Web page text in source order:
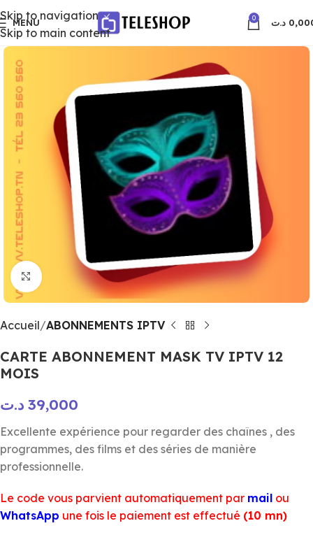
Skip to navigation
Skip to main content
MENU 0 د.ت
Click to enlarge
Accueil ABONNEMENTS IPTV
CARTE ABONNEMENT MASK TV IPTV 12
MOIS
39,000 د.ت
Excellente expérience pour regarder des chaînes , des
programmes, des films et des séries de manière
professionnelle.
Le code vous parvient automatiquement par mail ou
WhatsApp une fois le paiement est effectué (10 mn)